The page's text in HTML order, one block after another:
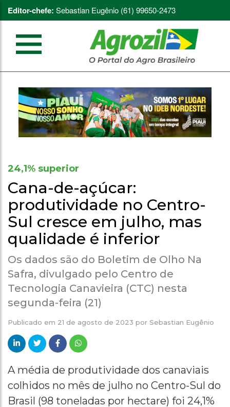
Editor-chefe: Sebastian Eugênio (61) 99650-2473
24,1% superior
Cana-de-açúcar:
produtividade no Centro-
Sul cresce em julho, mas
qualidade é inferior
Os dados são do Boletim de Olho Na
Safra, divulgado pelo Centro de
Tecnologia Canavieira (CTC) nesta
segunda-feira (21)
Publicado em 21 de agosto de 2023 por Sebastian Eugênio
A média de produtividade dos canaviais
colhidos no mês de julho no Centro-Sul do
Brasil (98 toneladas por hectare) foi 24,1%